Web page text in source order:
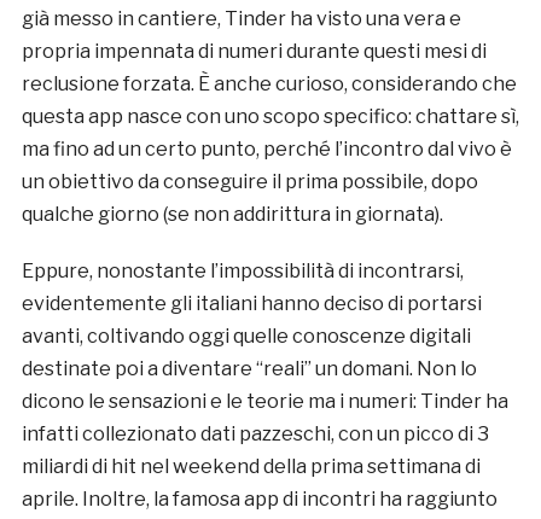
già messo in cantiere, Tinder ha visto una vera e
propria impennata di numeri durante questi mesi di
reclusione forzata. È anche curioso, considerando che
questa app nasce con uno scopo specifico: chattare sì,
ma fino ad un certo punto, perché l’incontro dal vivo è
un obiettivo da conseguire il prima possibile, dopo
qualche giorno (se non addirittura in giornata).
Eppure, nonostante l’impossibilità di incontrarsi,
evidentemente gli italiani hanno deciso di portarsi
avanti, coltivando oggi quelle conoscenze digitali
destinate poi a diventare “reali” un domani. Non lo
dicono le sensazioni e le teorie ma i numeri: Tinder ha
infatti collezionato dati pazzeschi, con un picco di 3
miliardi di hit nel weekend della prima settimana di
aprile. Inoltre, la famosa app di incontri ha raggiunto